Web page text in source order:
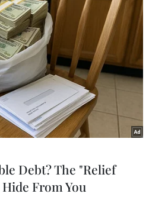
Debt? The "Relief
From You